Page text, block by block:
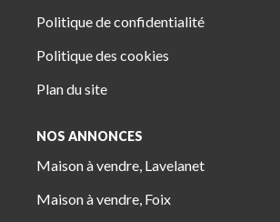
Politique de confidentialité
Politique des cookies
Plan du site
NOS ANNONCES
Maison à vendre, Lavelanet
Maison à vendre, Foix